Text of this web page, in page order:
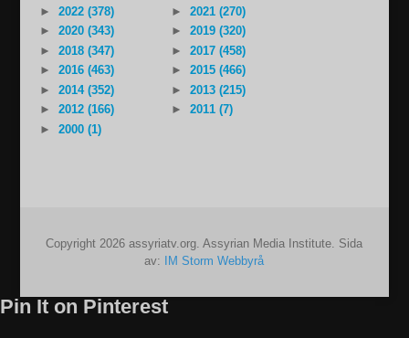
►
2022 (378) ►
2021 (270)
►
2020 (343) ►
2019 (320)
►
2018 (347) ►
2017 (458)
►
2016 (463) ►
2015 (466)
►
2014 (352) ►
2013 (215)
►
2012 (166) ►
2011 (7)
►
2000 (1)
Copyright 2026 assyriatv.org. Assyrian Media Institute. Sida
av:
IM Storm Webbyrå
Pin It on Pinterest